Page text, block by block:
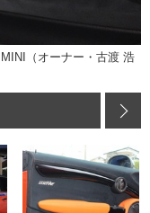
（オーナー・古渡 浩